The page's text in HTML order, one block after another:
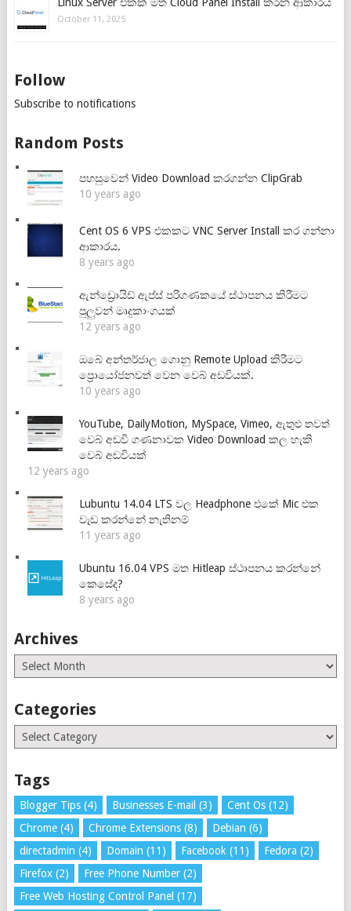
October 11, 2025
Follow
Subscribe to notifications
Random Posts
පහසුවෙන් Video Download කරගන්න ClipGrab
10 years ago
Cent OS 6 VPS එකකට VNC Server Install කර ගන්නා
ආකාරය.
8 years ago
ඇන්ඩ්‍රොයිඩ් ඇප්ස් පරිගණකයේ ස්ථාපනය කිරීමට
පුලුවන් මෘදුකාංගයක්
12 years ago
ඔබේ අන්තර්ජාල ගොනු Remote Upload කිරීමට
ප්‍රොයෝජනවත් වෙන වෙබ් අඩවියක්.
10 years ago
YouTube, DailyMotion, MySpace, Vimeo, ඇතුළු තවත්
වෙබ් අඩවි ගණනාවක Video Download කල හැකි
වෙබ් අඩවියක්
12 years ago
Lubuntu 14.04 LTS වල Headphone එකේ Mic එක
වැඩ කරන්නේ නැතිනම්
11 years ago
Ubuntu 16.04 VPS මත Hitleap ස්ථාපනය කරන්නේ
කෙසේද?
8 years ago
Archives
Archives
Categories
Categories
Tags
Blogger Tips(4) Businesses E-mail (3) Cent Os(12)
Chrome(4) Chrome Extensions(8) Debian (6)
directadmin (4) Domain (11) Facebook (11) Fedora (2)
Firefox(2) Free Phone Number(2)
Free Web Hosting Control Panel (17)